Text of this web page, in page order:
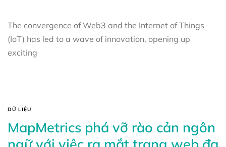
The convergence of Web3 and the Internet of Things
(IoT) has led to a wave of innovation, opening up
exciting
DỮ LIỆU
MapMetrics phá vỡ rào cản ngôn